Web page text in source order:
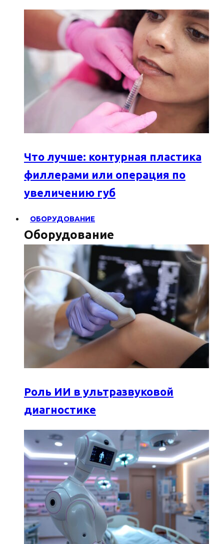
Что лучше: контурная пластика
филлерами или операция по
увеличению губ
ОБОРУДОВАНИЕ
Оборудование
Роль ИИ в ультразвуковой
диагностике